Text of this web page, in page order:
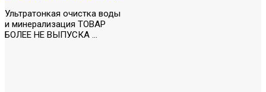
Ультратонкая очистка воды
и минерализация ТОВАР
БОЛЕЕ НЕ ВЫПУСКА ...